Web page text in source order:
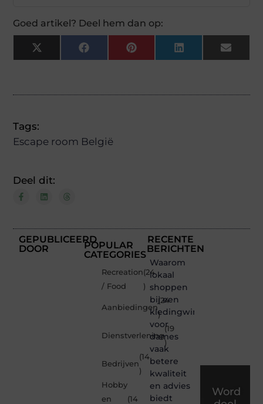
Goed artikel? Deel hem dan op:
X
(Twitter)
FacebookPinterestLinkedInEmail
Tags:
Escape room België
Deel dit:
GEPUBLICEERD
DOOR
POPULAR
CATEGORIES
Recreation
/ Food
(24
)
Aanbiedingen
(24
)
Dienstverlening
(19
)
Bedrijven
(14
)
Hobby
en
(14
RECENTE
BERICHTEN
Waarom
lokaal
shoppen
bij een
kledingwinkel
voor
dames
vaak
betere
kwaliteit
en advies
biedt
Word